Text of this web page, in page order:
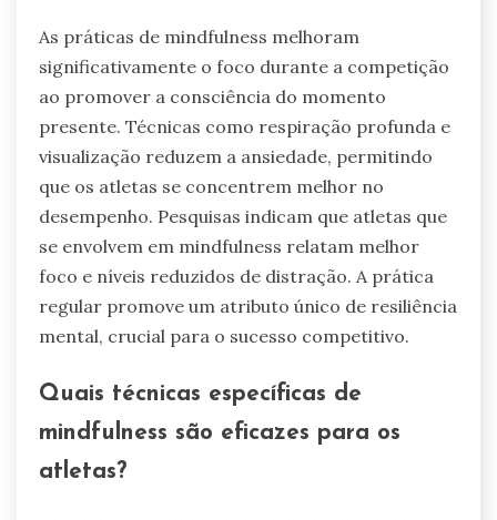
As práticas de mindfulness melhoram
significativamente o foco durante a competição
ao promover a consciência do momento
presente. Técnicas como respiração profunda e
visualização reduzem a ansiedade, permitindo
que os atletas se concentrem melhor no
desempenho. Pesquisas indicam que atletas que
se envolvem em mindfulness relatam melhor
foco e níveis reduzidos de distração. A prática
regular promove um atributo único de resiliência
mental, crucial para o sucesso competitivo.
Quais técnicas específicas de
mindfulness são eficazes para os
atletas?